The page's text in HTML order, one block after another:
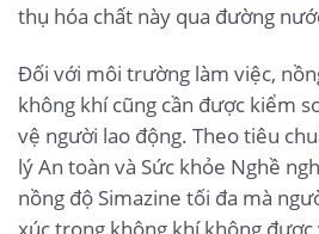
thụ hóa chất này qua đường
Đối với môi trường làm việc,
không khí cũng cần được kiểm
vệ người lao động. Theo tiêu
lý An toàn và Sức khỏe Nghề
nồng độ Simazine tối đa mà
xúc trong không khí không